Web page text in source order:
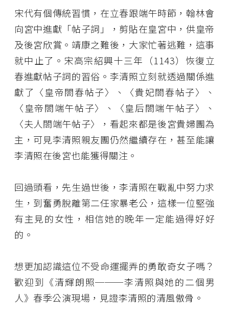
宋代有個傳統習慣，在立春跟端午時節，翰林會
向宮中進獻「帖子詞」，剪貼在皇宮中，供皇帝
及後宮欣賞。靖康之難後，大家忙著逃難，這事
就中止了。宋高宗紹興十三年（1143）恢復立
春進獻帖子詞的習俗。李清照立刻就透過關係進
獻了〈皇帝閤春帖子〉、〈貴妃閤春帖子〉、
〈皇帝閤端午帖子〉、〈皇后閤端午帖子〉、
〈夫人閤端午帖子〉，看起來都是後宮貴婦團為
主，可見李清照親友團仍然繼續存在，甚至能讓
李清照在後宮也能獲得關注。
回過頭看，先生過世後，李清照在戰亂中努力求
生，到奮勇脫離第二任家暴老公，這樣一位堅強
有主見的女性，相信她的晚年一定能過得好好
的。
想更加認識這位不受命運擺弄的勇敢奇女子嗎？
歡迎到《清輝朗照───李清照與她的二個男
人》春季公演現場，見證李清照的清風傲骨。